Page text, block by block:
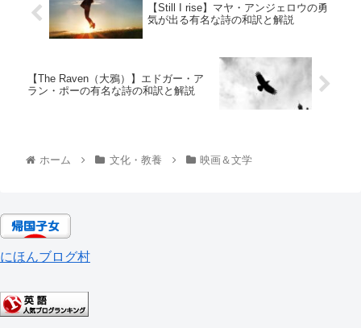
【Still I rise】マヤ・アンジェロウの勇
気が出る有名な詩の和訳と解説
【The Raven（大鴉）】エドガー・ア
ラン・ポーの有名な詩の和訳と解説
ホーム 文化・教養 映画＆文学
にほんブログ村